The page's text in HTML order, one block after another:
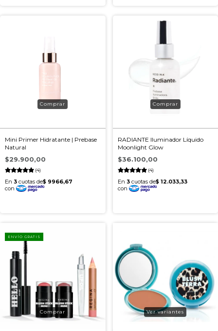
Mini Primer Hidratante | Prebase
Natural
(4)
$29.900,00
RADIANTE Iluminador Líquido
Moonlight Glow
(4)
$36.100,00
ENVÍO GRATIS
Ver variantes